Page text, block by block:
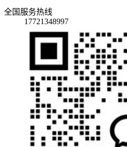
全国服务热线
17721348997